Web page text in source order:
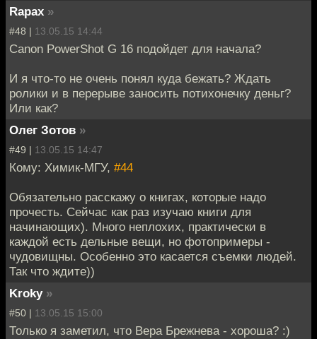
Rapax »
#48 | 13.05.15 14:44
Canon PowerShot G 16 подойдет для начала?
И я что-то не очень понял куда бежать? Ждать
ролики и в перерыве заносить потихонечку деньг?
Или как?
Олег Зотов »
#49 | 13.05.15 14:47
Кому: Химик-МГУ, #44
Обязательно расскажу о книгах, которые надо
прочесть. Сейчас как раз изучаю книги для
начинающих). Много неплохих, практически в
каждой есть дельные вещи, но фотопримеры -
чудовищны. Особенно это касается съемки людей.
Так что ждите))
Kroky »
#50 | 13.05.15 15:00
Только я заметил, что Вера Брежнева - хороша? :)